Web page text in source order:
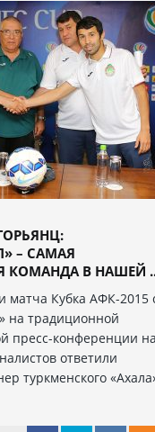
– САМАЯ
КОМАНДА В НАШЕЙ
матча Кубка АФК-2015
на традиционной
пресс-конференции на
ответили
туркменского